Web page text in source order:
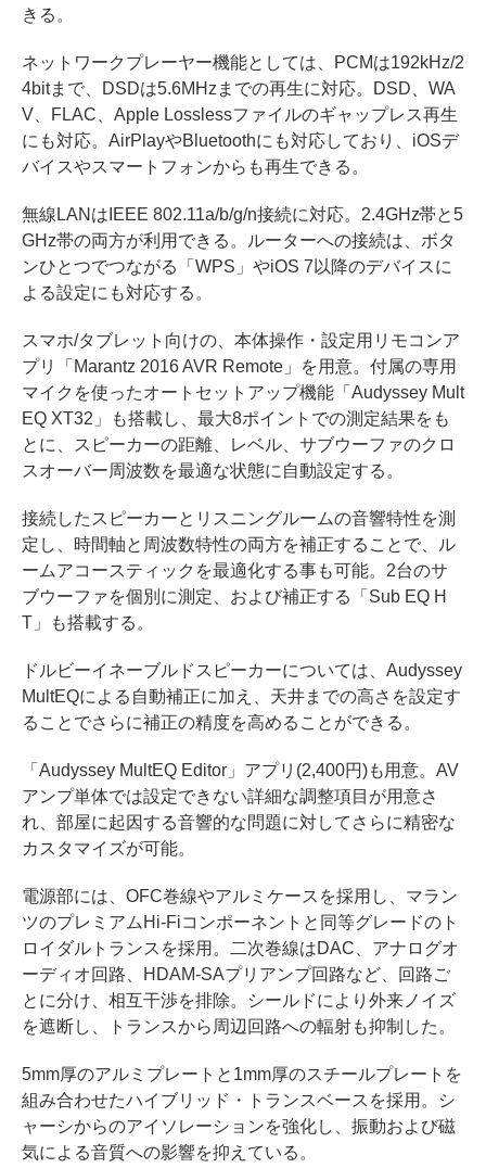
きる。
ネットワークプレーヤー機能としては、PCMは192kHz/2
4bitまで、DSDは5.6MHzまでの再生に対応。DSD、WA
V、FLAC、Apple Losslessファイルのギャップレス再生
にも対応。AirPlayやBluetoothにも対応しており、iOSデ
バイスやスマートフォンからも再生できる。
無線LANはIEEE 802.11a/b/g/n接続に対応。2.4GHz帯と5
GHz帯の両方が利用できる。ルーターへの接続は、ボタ
ンひとつでつながる「WPS」やiOS 7以降のデバイスに
よる設定にも対応する。
スマホ/タブレット向けの、本体操作・設定用リモコンア
プリ「Marantz 2016 AVR Remote」を用意。付属の専用
マイクを使ったオートセットアップ機能「Audyssey Mult
EQ XT32」も搭載し、最大8ポイントでの測定結果をも
とに、スピーカーの距離、レベル、サブウーファのクロ
スオーバー周波数を最適な状態に自動設定する。
接続したスピーカーとリスニングルームの音響特性を測
定し、時間軸と周波数特性の両方を補正することで、ル
ームアコースティックを最適化する事も可能。2台のサ
ブウーファを個別に測定、および補正する「Sub EQ H
T」も搭載する。
ドルビーイネーブルドスピーカーについては、Audyssey
MultEQによる自動補正に加え、天井までの高さを設定す
ることでさらに補正の精度を高めることができる。
「Audyssey MultEQ Editor」アプリ(2,400円)も用意。AV
アンプ単体では設定できない詳細な調整項目が用意さ
れ、部屋に起因する音響的な問題に対してさらに精密な
カスタマイズが可能。
電源部には、OFC巻線やアルミケースを採用し、マラン
ツのプレミアムHi-Fiコンポーネントと同等グレードのト
ロイダルトランスを採用。二次巻線はDAC、アナログオ
ーディオ回路、HDAM-SAプリアンプ回路など、回路ご
とに分け、相互干渉を排除。シールドにより外来ノイズ
を遮断し、トランスから周辺回路への輻射も抑制した。
5mm厚のアルミプレートと1mm厚のスチールプレートを
組み合わせたハイブリッド・トランスベースを採用。シ
ャーシからのアイソレーションを強化し、振動および磁
気による音質への影響を抑えている。